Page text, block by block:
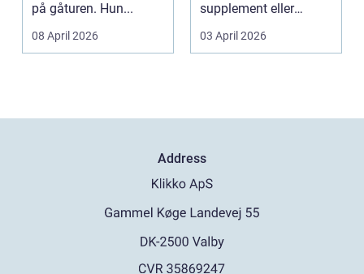
på gåturen. Hun...
08 April 2026
supplement eller
alternativ til det off...
03 April 2026
Address